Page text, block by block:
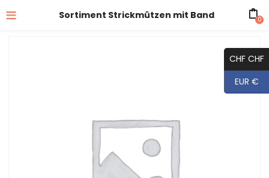
Sortiment Strickmützen mit Band 0
CHF CHF
EUR €